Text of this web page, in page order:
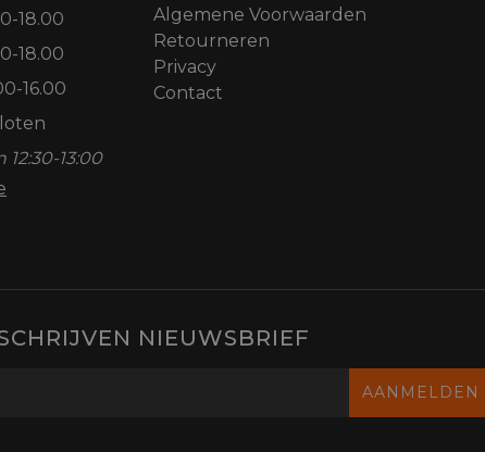
18.00
18.00
16.00
13:00
Algemene Voorwaarden
Retourneren
Privacy
Contact
NIEUWSBRIEF
AANMELDEN